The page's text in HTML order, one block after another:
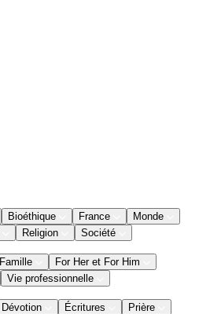
Bioéthique France
Monde
Religion Société
Famille
For Her et For Him
Vie professionnelle
Dévotion Écritures
Prière